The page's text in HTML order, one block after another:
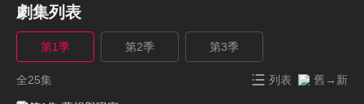
劇集列表
第1季 第2季 第3季
全25集 列表 舊→新